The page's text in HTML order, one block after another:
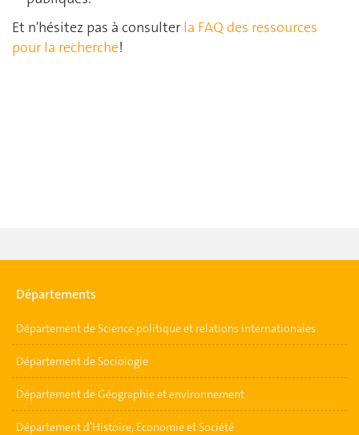
Et n'hésitez pas à consulter la FAQ des ressources
pour la recherche!
Départements
Département de Science politique et relations internationales
Département de Sociologie
Département de Géographie et environnement
Département d’Histoire, Economie et Société